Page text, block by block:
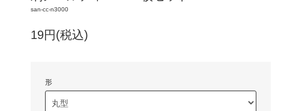
san-cc-n3000
19円(税込)
形